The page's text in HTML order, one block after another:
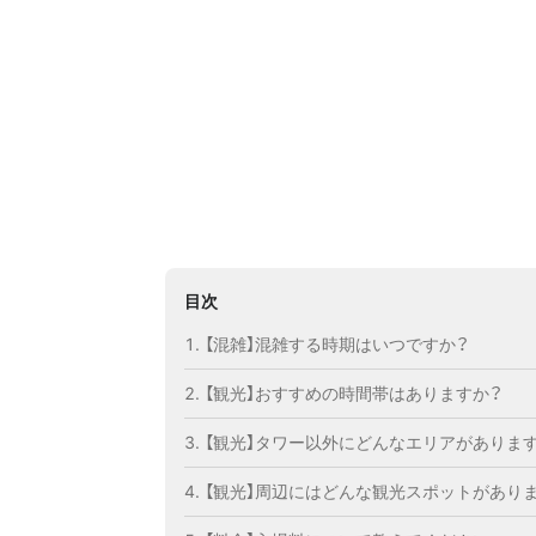
目次
【混雑】混雑する時期はいつですか？
【観光】おすすめの時間帯はありますか？
【観光】タワー以外にどんなエリアがありま
【観光】周辺にはどんな観光スポットがあり